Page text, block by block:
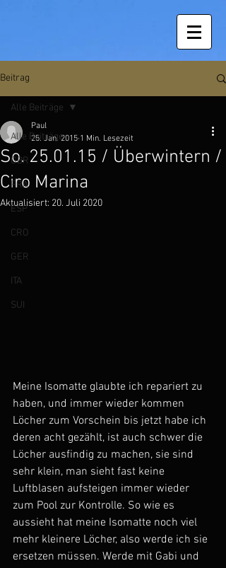
Beitrag
Alle Beiträge
GBR
FRA
ESP
CRO
GER
ITA
SUI
Alle Beiträge
So. 25.01.15 / Überwintern /
Ciro Marina
Paul
25. Jan. 2015 1 Min. Lesezeit
Aktualisiert: 20. Juli 2020
Meine Isomatte glaubte ich repariert zu
haben, und immer wieder kommen
Löcher zum Vorschein bis jetzt habe ich
deren acht gezählt, ist auch schwer die
Löcher ausfindig zu machen, sie sind
sehr klein, man sieht fast keine
Luftblasen aufsteigen immer wieder
zum Pool zur Kontrolle. So wie es
aussieht hat meine Isomatte noch viel
mehr kleinere Löcher, also werde ich sie
ersetzen müssen. Werde mit Gabi und